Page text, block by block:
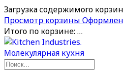
Загрузка содержимого
Просмотр корзины
Итого по корзине: …